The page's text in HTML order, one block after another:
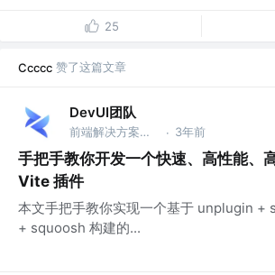
25
Ccccc 赞了这篇文章
DevUI团队
前端解决方案集 @华为 · 3年前
手把手教你开发一个快速、高性能、
Vite 插件
本文手把手教你实现一个基于 unplugin +
+ squoosh 构建的...